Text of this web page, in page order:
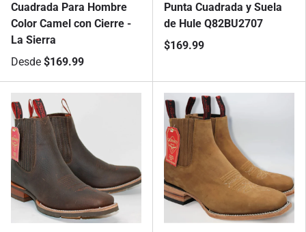
Cuadrada Para Hombre
Color Camel con Cierre -
La Sierra
Desde $169.99
Punta Cuadrada y Suela
de Hule Q82BU2707
$169.99